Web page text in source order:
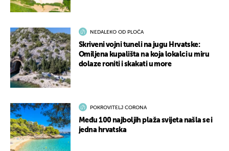
NEDALEKO OD PLOČA
Skriveni vojni tuneli na jugu Hrvatske:
Omiljena kupališta na koja lokalci u miru
dolaze roniti i skakati u more
POKROVITELJ CORONA
Među 100 najboljih plaža svijeta našla se i
jedna hrvatska